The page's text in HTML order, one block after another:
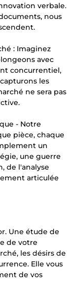
verbale.
nous
: Imaginez
avec
concurrentiel,
les
ne sera pas
- Notre
pièce, chaque
un
une guerre
de l'analyse
articulée
Une étude de
de votre
les désirs de
Elle vous
de vos